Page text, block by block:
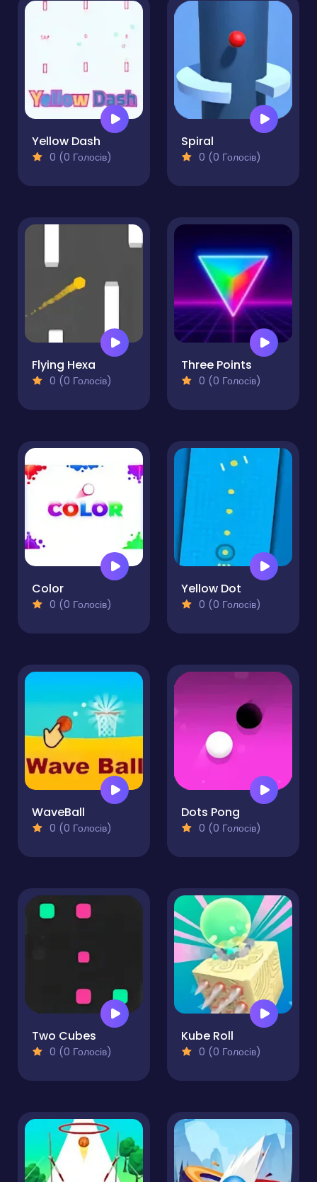
Yellow Dash
0 (0 Голосів)
Spiral
0 (0 Голосів)
Flying Hexa
0 (0 Голосів)
Three Points
0 (0 Голосів)
Color
0 (0 Голосів)
Yellow Dot
0 (0 Голосів)
WaveBall
0 (0 Голосів)
Dots Pong
0 (0 Голосів)
Two Cubes
0 (0 Голосів)
Kube Roll
0 (0 Голосів)